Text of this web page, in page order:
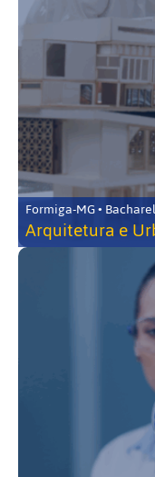
Formiga-MG •
Arquitetura e